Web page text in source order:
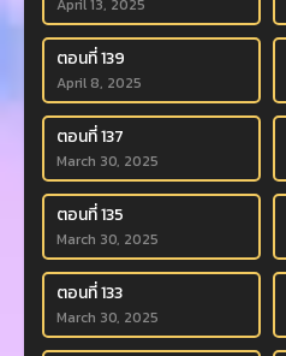
April 13, 2025
ตอนที่ 139
April 8, 2025
ตอนที่ 137
March 30, 2025
ตอนที่ 135
March 30, 2025
ตอนที่ 133
March 30, 2025